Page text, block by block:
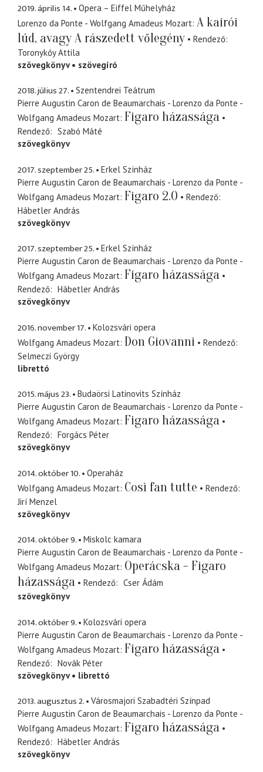
2019. április 14.
Opera – Eiffel Műhelyház
Lorenzo da Ponte - Wolfgang Amadeus Mozart A kairói
lúd, avagy A rászedett vőlegény
Rendező
Toronykőy Attila
szövegkönyv
szövegíró
2018. július 27.
Szentendrei Teátrum
Pierre Augustin Caron de Beaumarchais - Lorenzo da Ponte -
Wolfgang Amadeus Mozart Figaro házassága
Rendező
Szabó Máté
szövegkönyv
2017. szeptember 25.
Erkel Színház
Pierre Augustin Caron de Beaumarchais - Lorenzo da Ponte -
Wolfgang Amadeus Mozart Figaro 2.0
Rendező
Hábetler András
szövegkönyv
2017. szeptember 25.
Erkel Színház
Pierre Augustin Caron de Beaumarchais - Lorenzo da Ponte -
Wolfgang Amadeus Mozart Figaro házassága
Rendező
Hábetler András
szövegkönyv
2016. november 17.
Kolozsvári opera
Wolfgang Amadeus Mozart Don Giovanni
Rendező
Selmeczi György
librettó
2015. május 23.
Budaörsi Latinovits Színház
Pierre Augustin Caron de Beaumarchais - Lorenzo da Ponte -
Wolfgang Amadeus Mozart Figaro házassága
Rendező
Forgács Péter
szövegkönyv
2014. október 10.
Operaház
Wolfgang Amadeus Mozart Così fan tutte
Rendező
Jirí Menzel
szövegkönyv
2014. október 9.
Miskolc kamara
Pierre Augustin Caron de Beaumarchais - Lorenzo da Ponte -
Wolfgang Amadeus Mozart Operácska - Figaro
házassága
Rendező
Cser Ádám
szövegkönyv
2014. október 9.
Kolozsvári opera
Pierre Augustin Caron de Beaumarchais - Lorenzo da Ponte -
Wolfgang Amadeus Mozart Figaro házassága
Rendező
Novák Péter
szövegkönyv
librettó
2013. augusztus 2.
Városmajori Szabadtéri Színpad
Pierre Augustin Caron de Beaumarchais - Lorenzo da Ponte -
Wolfgang Amadeus Mozart Figaro házassága
Rendező
Hábetler András
szövegkönyv